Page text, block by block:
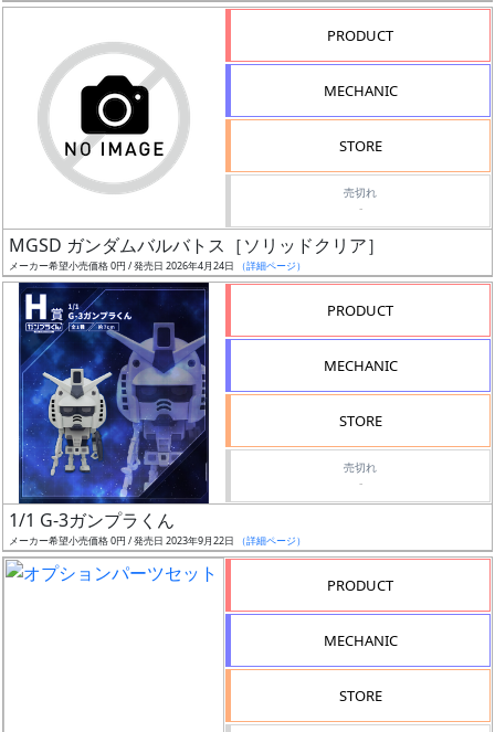
グ
レ
ー
成
PRODUCT
MECHANIC
STORE
売切れ
-
MGSD ガンダムバルバトス［ソリッドクリア］
メーカー希望小売価格 0円 / 発売日 2026年4月24日 （詳細ページ）
PRODUCT
MECHANIC
STORE
売切れ
-
1/1 G-3ガンプラくん
メーカー希望小売価格 0円 / 発売日 2023年9月22日 （詳細ページ）
PRODUCT
MECHANIC
STORE